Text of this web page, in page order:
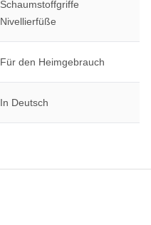
Schaumstoffgriffe
Nivellierfüße
Für den Heimgebrauch
In Deutsch